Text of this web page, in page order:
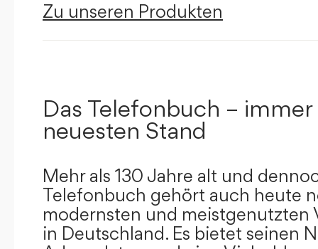
Zu unseren Produkten
Das Telefonbuch –
neuesten Stand
Mehr als 130 Jahre alt und
Telefonbuch gehört auch heute
modernsten und meistgenutzten
in Deutschland. Es bietet seinen